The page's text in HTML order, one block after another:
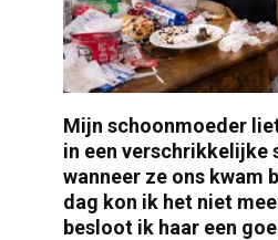
Mijn schoonmoeder
in een verschrikkelijke
wanneer ze ons kwam
dag kon ik het niet
besloot ik haar een